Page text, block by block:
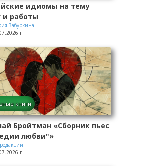
идиомы на тему
и работы
Забуркина
г.
книги
Бройтман «Сборник пьес
любви"»
г.